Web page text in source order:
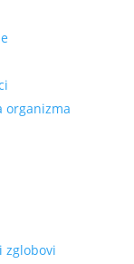
organizma
zglobovi